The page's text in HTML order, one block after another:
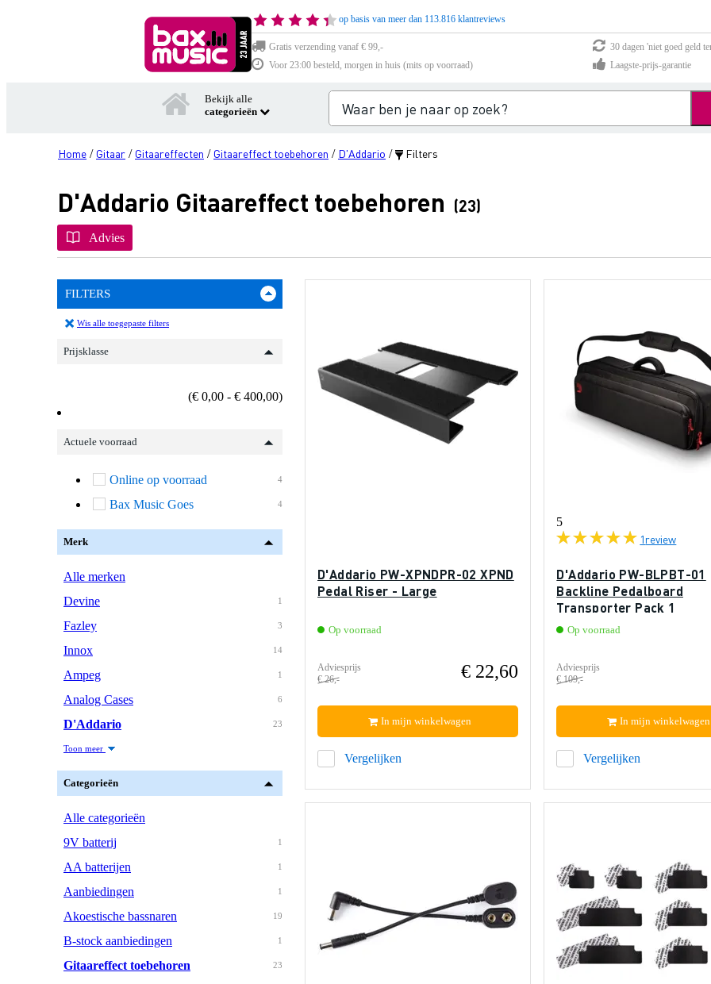
op basis van meer dan 113.816 klantreviews
Gratis verzending vanaf € 99,-
30 dagen 'niet goed geld
Voor 23:00 besteld, morgen in huis (mits op voorraad)
Laagste-prijs-garantie
Bekijk alle
categorieën
Home / Gitaar / Gitaareffecten / Gitaareffect toebehoren / D'Addario / Filters
D'Addario Gitaareffect toebehoren (23)
Advies
FILTERS
Wis alle toegepaste filters
Prijsklasse
(€ 0,00 - € 400,00)
Actuele voorraad
4
Online op voorraad
4
Bax Music Goes
Merk
Alle merken
1
Devine
3
Fazley
14
Innox
1
Ampeg
6
Analog Cases
23
D'Addario
Toon meer
Categorieën
Alle categorieën
1
9V batterij
1
AA batterijen
1
Aanbiedingen
19
Akoestische bassnaren
1
B-stock aanbiedingen
23
Gitaareffect toebehoren
D'Addario PW-XPNDPR-02 XPND
Pedal Riser - Large
Op voorraad
Adviesprijs
€ 26,-
€ 22,60
Vergelijken
In mijn winkelwagen
5
1review
D'Addario PW-BLPBT-01
Backline Pedalboard
Transporter Pack 1
Op voorraad
Adviesprijs
€ 109,-
Vergelijken
In mijn winkelwagen